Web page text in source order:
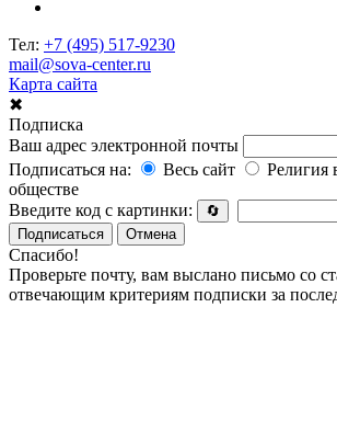
Тел: +7 (495) 517-9230
mail@sova-center.ru
Карта сайта
✖
Подписка
Ваш адрес электронной почты
Подписаться на:
Весь сайт
Религия
обществе
Введите код с картинки:
🔄
Подписаться
Отмена
Спасибо!
Проверьте почту, вам выслано письмо со
отвечающим критериям подписки за